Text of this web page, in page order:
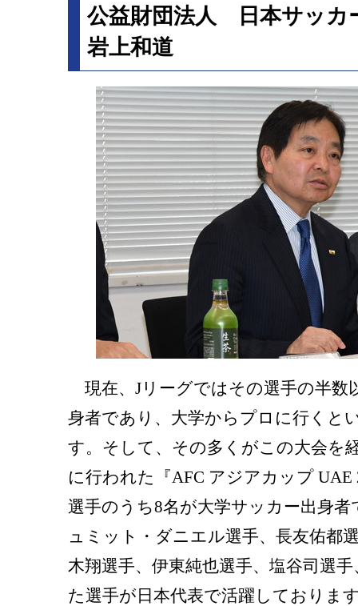
公益財団法人 日本サッ
岩上和道
現在、Jリーグではその選手の半数
身者であり、大学からプロに行くと
す。そして、その多くがこの大会を
に行われた『AFC アジアカップ UAE
選手のうち8名が大学サッカー出身者
ュミット・ダニエル選手、長友佑都
木翔選手、伊東純也選手、塩谷司選
た選手が日本代表で活躍しておりま